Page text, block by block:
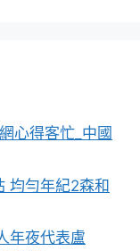
心得客忙_中國
均勻年紀2森和
年夜代表盧